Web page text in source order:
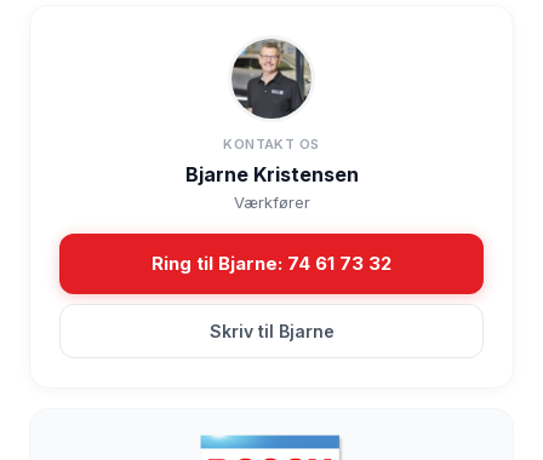
KONTAKT OS
Bjarne Kristensen
Værkfører
Ring til Bjarne: 74 61 73 32
Skriv til Bjarne